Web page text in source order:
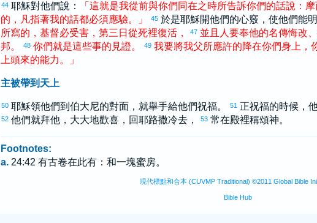
44 耶穌對他們說： 「 這就是我從前與你們 同在之時所告訴你們的話說 ：
的 ， 凡指著我的話都必須應驗。 」 45 於是耶穌開他們的心竅，使他們能
所寫的 ， 基督必受害， 第三 日 從死裡復活， 47 並且 人 要奉他的名傳悔改
邦。 48 你們就是這些事的 見證。 49 我要將我父所應許的降在你們身上 ，
上頭來的能力 。 」
主被帶到天上
50 耶穌領他們到 伯大尼的對面，就舉手給他們祝福。 51 正祝福的時候，
52 他們就拜他，大大地歡喜，回耶路撒冷去， 53 常在殿裡稱頌神。
Footnotes:
a. 24:42 有古卷在此有：和一塊蜜房。
現代標點和合本 (CUVMP Traditional) ©2011 Global Bible
Bible Hub